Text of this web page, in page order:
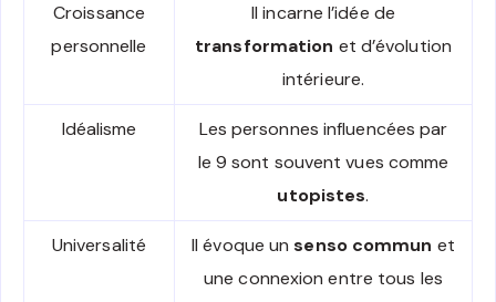
Croissance
personnelle
Il incarne l’idée de
transformation et d’évolution
intérieure.
Idéalisme
Les personnes influencées par
le 9 sont souvent vues comme
utopistes.
Universalité Il évoque unsenso commun et
une connexion entre tous les